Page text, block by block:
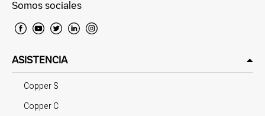
Somos sociales
ASISTENCIA
Copper S
Copper C